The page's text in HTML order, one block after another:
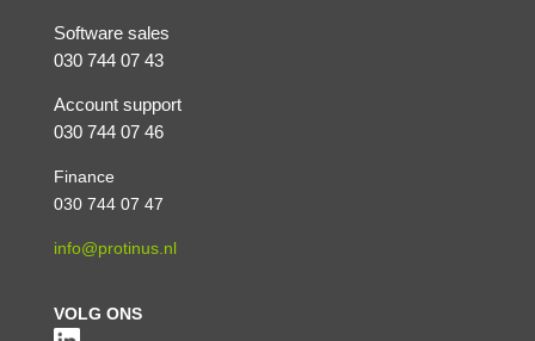
Software sales
030 744 07 43
Account support
030 744 07 46
Finance
030 744 07 47
info@protinus.nl
VOLG ONS